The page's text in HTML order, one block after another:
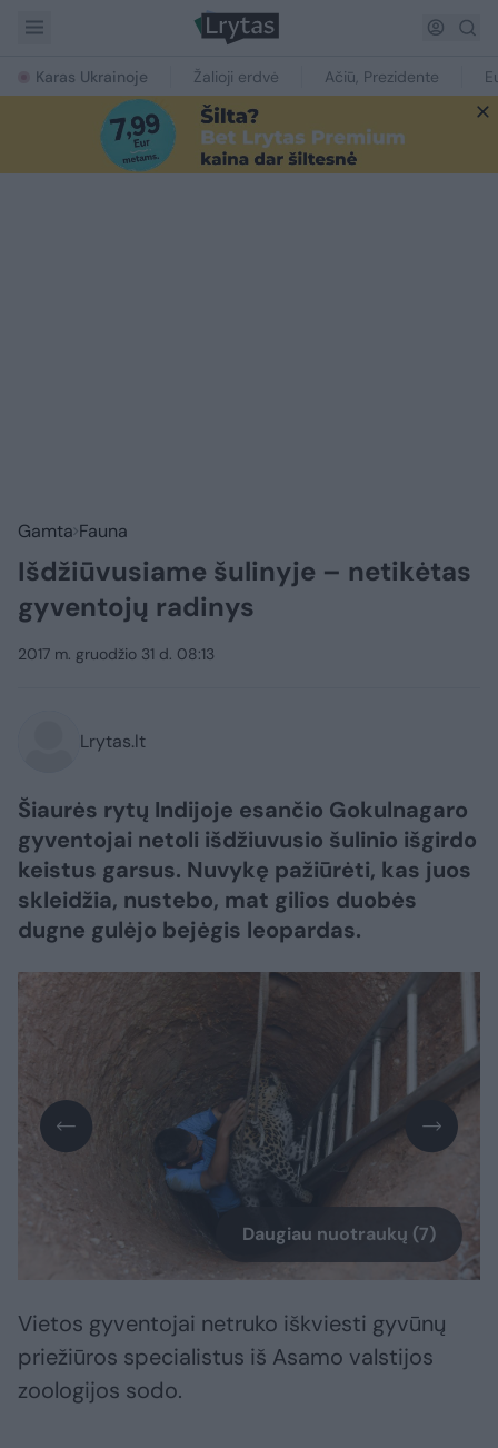
Karas Ukrainoje Žalioji erdvė Ačiū, Prezidente
Gamta Fauna
Išdžiūvusiame šulinyje – netikėtas
gyventojų radinys
2017 m. gruodžio 31 d. 08:13
Lrytas.lt
Šiaurės rytų Indijoje esančio Gokulnagaro
gyventojai netoli išdžiuvusio šulinio išgirdo
keistus garsus. Nuvykę pažiūrėti, kas juos
skleidžia, nustebo, mat gilios duobės
dugne gulėjo bejėgis leopardas.
Daugiau nuotraukų (7)
Vietos gyventojai netruko iškviesti gyvūnų
priežiūros specialistus iš Asamo valstijos
zoologijos sodo.